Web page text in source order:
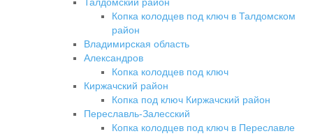
Копка колодцев под ключ в Талдомском
район
Владимирская область
Александров
Копка колодцев под ключ
Киржачский район
Копка под ключ Киржачский район
Переславль-Залесский
Копка колодцев под ключ в Переславле